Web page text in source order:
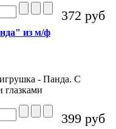
372 руб
из м/ф
- Панда. С
399 руб